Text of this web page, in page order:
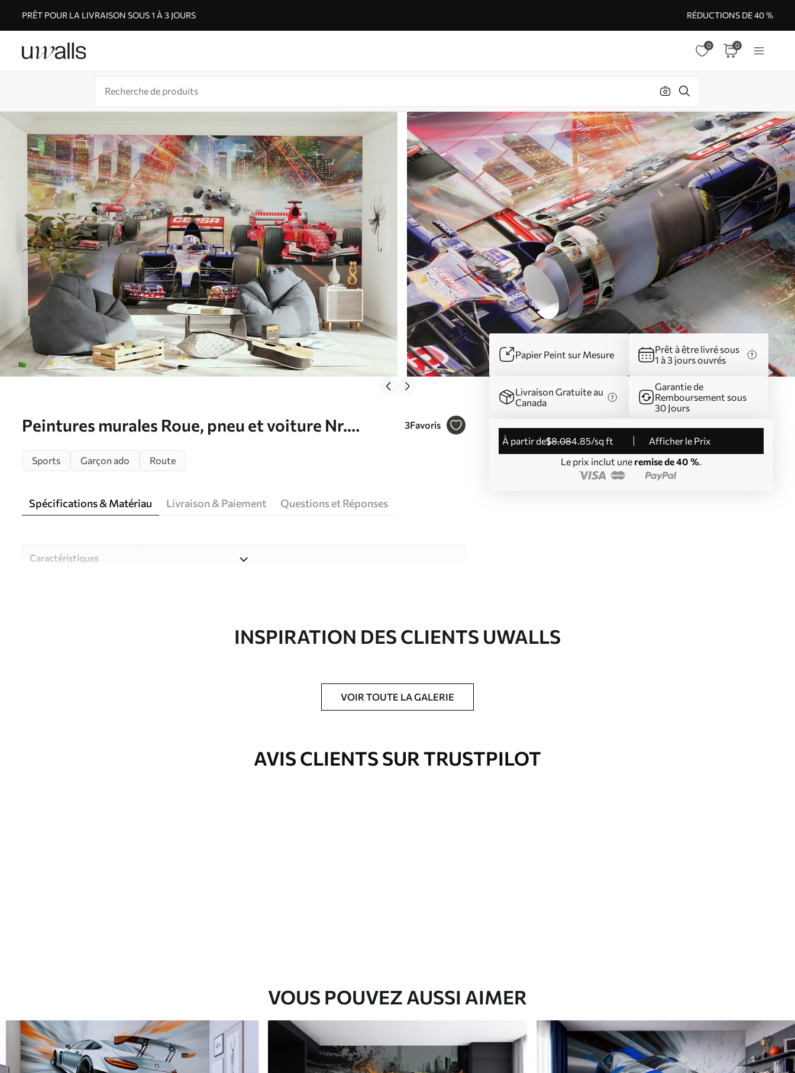
PRÊT POUR LA LIVRAISON SOUS 1 À 3 JOURS RÉDUCTIONS DE 40 %
0 0
Peintures murales Roue, pneu et voiture Nr.
3Favoris
Papier Peint sur Mesure
Prêt à être livré sous
1 à 3 jours ouvrés
Livraison Gratuite au
Canada
Garantie de
Remboursement sous
30 Jours
à partir de$8.084.85/sq ft
Afficher le Prix
Le prix inclut une remise de 40 %.
Sports Garçon ado Route
Spécifications & Matériau Livraison & Paiement Questions et Réponses
Caractéristiques
Studio de design Uwalls
Imprimé sur commande et livré en rouleaux jusqu’à 50 cm de large.
INSPIRATION DES CLIENTS UWALLS
VOIR TOUTE LA GALERIE
AVIS CLIENTS SUR TRUSTPILOT
VOUS POUVEZ AUSSI AIMER